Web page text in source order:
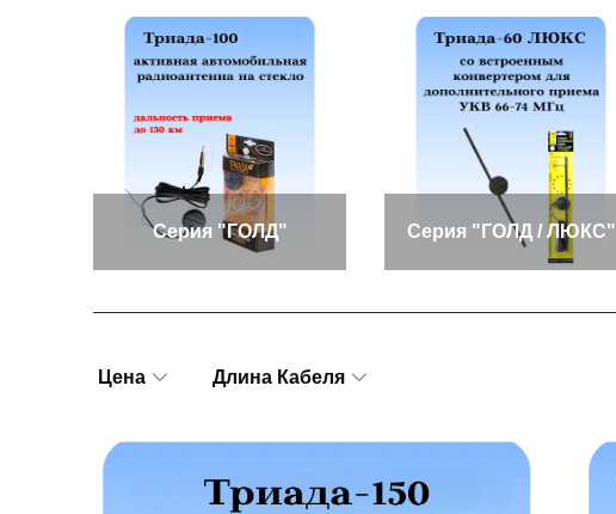
Серия "ГОЛД" Серия "ГОЛД / ЛЮКС"
Цена Длина Кабеля